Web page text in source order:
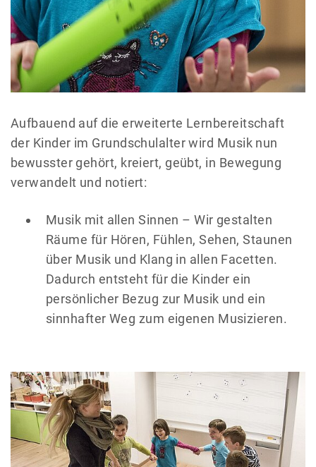
Aufbauend auf die erweiterte Lernbereitschaft
der Kinder im Grundschulalter wird Musik nun
bewusster gehört, kreiert, geübt, in Bewegung
verwandelt und notiert:
Musik mit allen Sinnen – Wir gestalten
Räume für Hören, Fühlen, Sehen, Staunen
über Musik und Klang in allen Facetten.
Dadurch entsteht für die Kinder ein
persönlicher Bezug zur Musik und ein
sinnhafter Weg zum eigenen Musizieren.